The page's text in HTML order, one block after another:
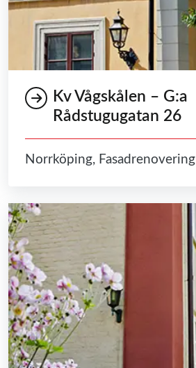
Kv Vågskålen – G:a
Rådstugugatan 26
Norrköping, Fasadrenovering